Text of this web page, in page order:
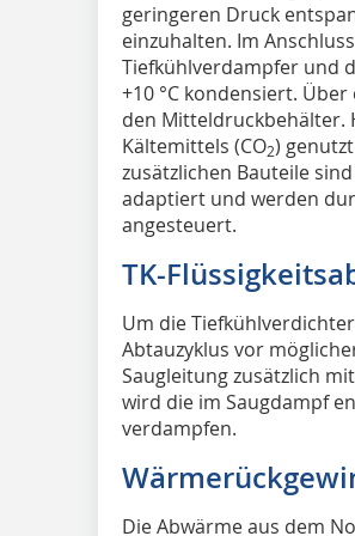
geringeren Druck
einzuhalten. Im
Tiefkühlverdampfer und
+10 °C kondensiert.
den Mitteldruckbehälter.
Kältemittels (CO2)
zusätzlichen Bauteile
adaptiert und werden
angesteuert.
TK-
Um die
Abtauzyklus vor
Saugleitung zusätzlich
wird die im Saugdampf
verdampfen.
Die Abwärme aus dem